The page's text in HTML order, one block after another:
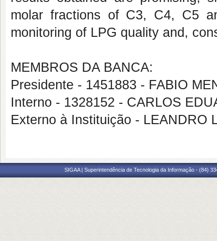
molar fractions of C3, C4, C5
monitoring of LPG quality and,
MEMBROS DA BANCA:
Presidente - 1451883 - FABIO
Interno - 1328152 - CARLOS
Externo à Instituição - LEANDRO
SIGAA | Superintendência de Tecnologia da Informação - (84)